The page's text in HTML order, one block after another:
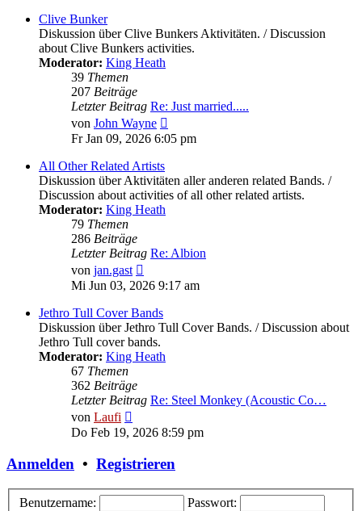
Clive Bunker
Diskussion über Clive Bunkers Aktivitäten. / Discussion
about Clive Bunkers activities.
Moderator: King Heath
39 Themen
207 Beiträge
Letzter Beitrag Re: Just married.....
von John Wayne
Beitrag
Fr Jan 09, 2026 6:05 pm
All Other Related Artists
Diskussion über Aktivitäten aller anderen related Bands. /
Discussion about activities of all other related artists.
Moderator: King Heath
79 Themen
286 Beiträge
Letzter Beitrag Re: Albion
von jan.gast
Beitrag
Mi Jun 03, 2026 9:17 am
Jethro Tull Cover Bands
Diskussion über Jethro Tull Cover Bands. / Discussion about
Jethro Tull cover bands.
Moderator: King Heath
67 Themen
362 Beiträge
Letzter Beitrag Re: Steel Monkey (Acoustic Co…
von Laufi
Beitrag
Do Feb 19, 2026 8:59 pm
Anmelden • Registrieren
Benutzername:
Passwort: